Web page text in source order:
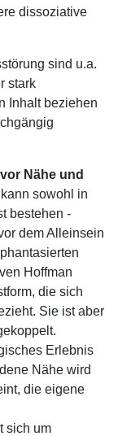
dissoziative
sind u.a.
stark
Inhalt beziehen
Nähe und
sowohl in
bestehen -
dem Alleinsein
Hoffman
die sich
Sie ist aber
Erlebnis
Nähe wird
die eigene
sich um